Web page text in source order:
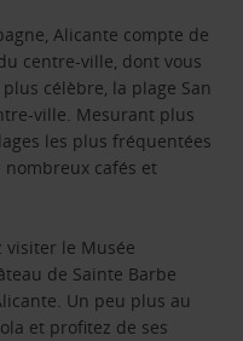
Alicante compte de
centre-ville, dont vous
célèbre, la plage San
ville. Mesurant plus
les plus fréquentées
nombreux cafés et
visiter le Musée
de Sainte Barbe
Un peu plus au
et profitez de ses